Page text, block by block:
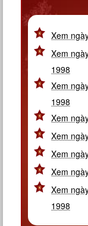
Xem
Xem
1998
Xem
1998
Xem
Xem
Xem
Xem
Xem
1998